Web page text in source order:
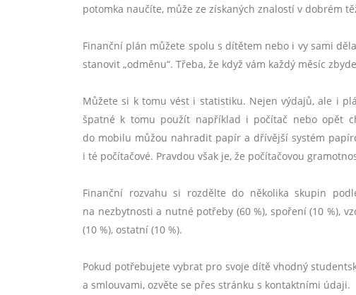
potomka naučíte, může ze získaných znalostí v dobrém
Finanční plán můžete spolu s dítětem nebo i vy sami
stanovit „odměnu“. Třeba, že když vám každý měsíc
Můžete si k tomu vést i statistiku. Nejen výdajů, ale i
špatné k tomu použít například i počítač nebo opět
do mobilu můžou nahradit papír a dřívější systém
i té počítačové. Pravdou však je, že počítačovou
Finanční rozvahu si rozdělte do několika skupin
na nezbytnosti a nutné potřeby (60 %), spoření (10 %),
(10 %), ostatní (10 %).
Pokud potřebujete vybrat pro svoje dítě vhodný
a smlouvami, ozvěte se přes stránku s kontaktními údaji.